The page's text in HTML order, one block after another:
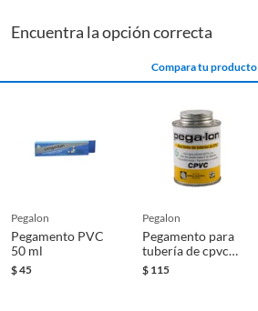
Encuentra la opción correcta
Compara tu producto
pegalon
Pegamento PVC
50 ml
$45
pegalon
Pegamento para
tubería de cpvc
rígido hasta 2"
$ 115